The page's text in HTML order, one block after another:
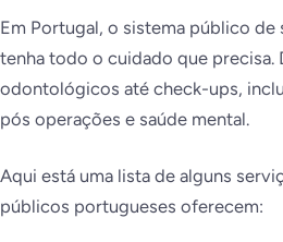
Em Portugal, o sistema público de
tenha todo o cuidado que precisa.
odontológicos até check-ups,
pós operações e saúde mental.
Aqui está uma lista de alguns
públicos portugueses oferecem: